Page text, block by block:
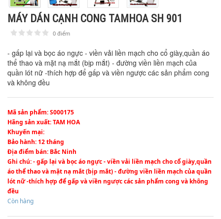
MÁY DÁN CẠNH CONG TAMHOA SH 901
1 2 3 4 5 0 điểm
- gấp lại và bọc áo ngực - viền vải liền mạch cho cổ giày,quần áo
thể thao và mặt nạ mắt (bịp mắt) - đường viền liền mạch của
quần lót nữ -thích hợp để gấp và viền ngược các sản phẩm cong
và không đều
Mã sản phẩm: S000175
Hãng sản xuất: TAM HOA
Khuyến mại:
Bảo hành: 12 tháng
Địa điểm bán: Bắc Ninh
Ghi chú: - gấp lại và bọc áo ngực - viền vải liền mạch cho cổ giày,quần
áo thể thao và mặt nạ mắt (bịp mắt) - đường viền liền mạch của quần
lót nữ -thích hợp để gấp và viền ngược các sản phẩm cong và không
đều
Còn hàng